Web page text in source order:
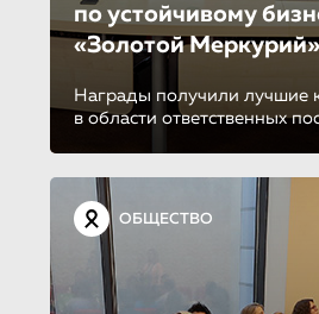
по устойчиво­му
«Золотой Меркурий»
Награды получили лучшие
в области ответственных
ОБЩЕСТВО